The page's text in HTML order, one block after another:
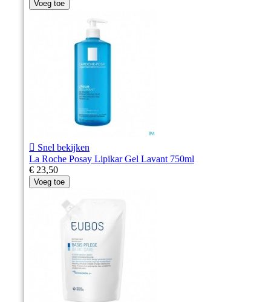
Voeg toe
 Snel bekijken
La Roche Posay Lipikar Gel Lavant 750ml
€ 23,50
Voeg toe